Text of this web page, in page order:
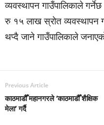
व्यवस्थापन गाउँपालिकाले
रु १५ लाख स्रोत व्यवस्थापन
थप्दै जाने गाउँपालिकाले
Previous Article
काठमाडौँ महानगरले ‘काठमाडौँ शैक्षिक
मेला’ गर्दै